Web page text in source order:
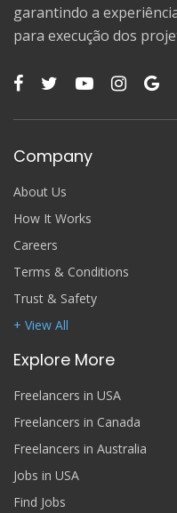
garantindo a
para execução dos
Company
About Us
How It Works
Careers
Terms & Conditions
Trust & Safety
+ View All
Explore More
Freelancers in USA
Freelancers in Canada
Freelancers in Australia
Jobs in USA
Find Jobs